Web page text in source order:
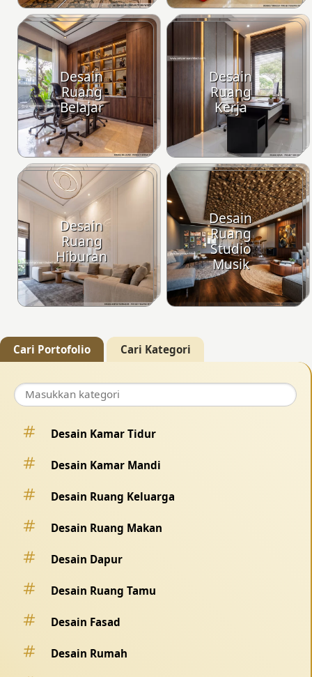
Desain
Ruang
Belajar
Desain
Ruang
Kerja
Desain
Ruang
Hiburan
Desain
Ruang
Studio
Musik
Cari Portofolio Cari Kategori
Desain Kamar Tidur
Desain Kamar Mandi
Desain Ruang Keluarga
Desain Ruang Makan
Desain Dapur
Desain Ruang Tamu
Desain Fasad
Desain Rumah